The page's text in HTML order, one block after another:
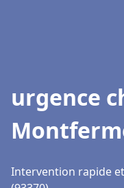
urgence
Intervention rapide